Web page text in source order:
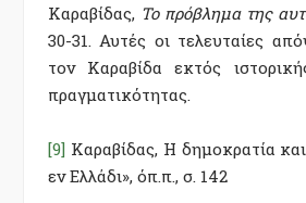
Καραβίδας, Το πρόβλημα της
30-31. Αυτές οι τελευταίες
τον Καραβίδα εκτός
πραγματικότητας.
[9] Καραβίδας, Η δημοκρατία
εν Ελλάδι», όπ.π., σ. 142